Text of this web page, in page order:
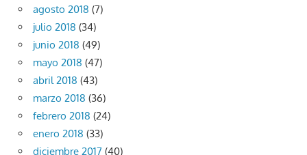
agosto 2018 (7)
julio 2018 (34)
junio 2018 (49)
mayo 2018 (47)
abril 2018 (43)
marzo 2018 (36)
febrero 2018 (24)
enero 2018 (33)
diciembre 2017 (40)